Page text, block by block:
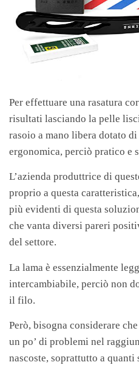
Per effettuare una rasatura
risultati lasciando la pelle
rasoio a mano libera dotato
ergonomica, perciò pratico e
L’azienda produttrice di
proprio a questa
più evidenti di questa
che vanta diversi pareri
del settore.
La lama è essenzialmente
intercambiabile, perciò non
il filo.
Però, bisogna considerare
un po’ di problemi nel
nascoste, soprattutto a